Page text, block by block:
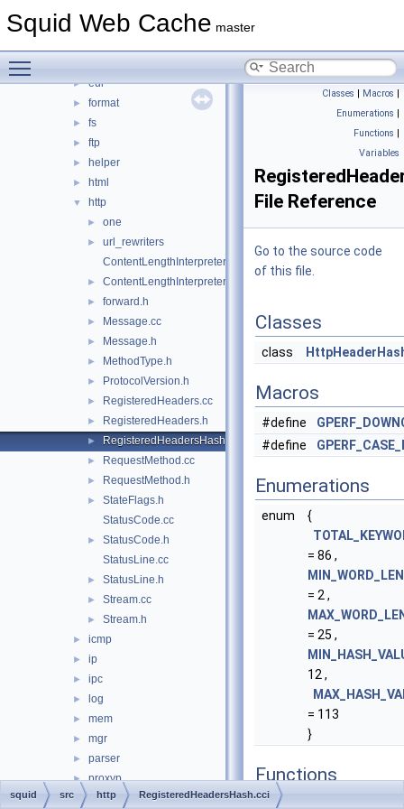
Squid Web Cache master
► DiskIO
► eui
► format
► fs
► ftp
► helper
► html
▼ http
► one
►
url_rewriters
ContentLengthInterpreter.cc
► ContentLengthInterpreter.h
► forward.h
► Message.cc
► Message.h
► MethodType.h
► ProtocolVersion.h
► RegisteredHeaders.cc
► RegisteredHeaders.h
► RegisteredHeadersHash.cci
► RequestMethod.cc
► RequestMethod.h
►
StateFlags.h
StatusCode.cc
►
StatusCode.h
StatusLine.cc
► StatusLine.h
► Stream.cc
► Stream.h
► icmp
► ip
► ipc
► log
► mem
► mgr
► parser
► proxyp
► repl
Classes | Macros |
Enumerations |
Functions |
Variables
File Reference
Go to the source code
of this file.
Classes
class
Macros
#define
#define
Enumerations
enum
{
= 86 ,
= 2 ,
= 25 ,
12 ,
= 113
}
Functions
static
squid src http RegisteredHeadersHash.cci